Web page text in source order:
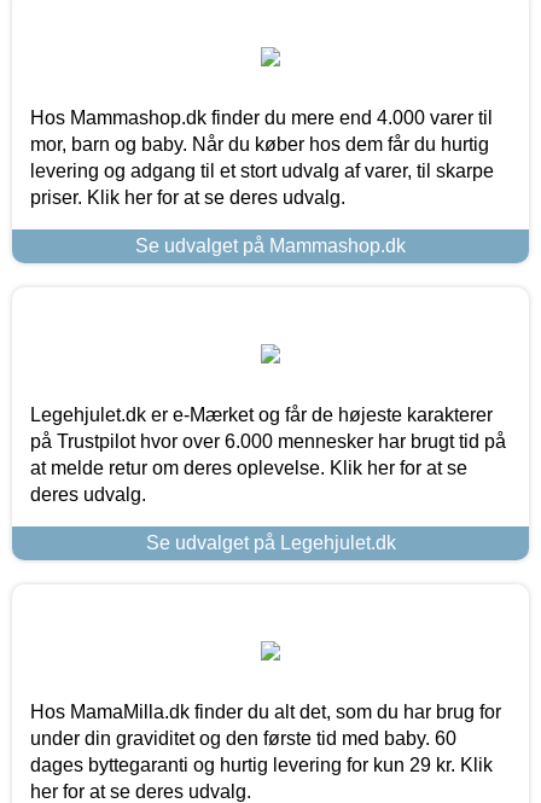
Hos Mammashop.dk finder du mere end 4.000 varer til
mor, barn og baby. Når du køber hos dem får du hurtig
levering og adgang til et stort udvalg af varer, til skarpe
priser. Klik her for at se deres udvalg.
Se udvalget på Mammashop.dk
Legehjulet.dk er e-Mærket og får de højeste karakterer
på Trustpilot hvor over 6.000 mennesker har brugt tid på
at melde retur om deres oplevelse. Klik her for at se
deres udvalg.
Se udvalget på Legehjulet.dk
Hos MamaMilla.dk finder du alt det, som du har brug for
under din graviditet og den første tid med baby. 60
dages byttegaranti og hurtig levering for kun 29 kr. Klik
her for at se deres udvalg.